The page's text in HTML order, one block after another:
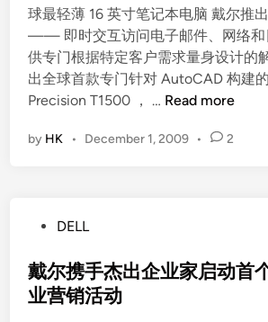
i
n
球最轻薄 16 英寸笔记本电脑 戴尔推
—— 即时交互访问电子邮件、网络和
供专门根据特定客户需求量身设计的
出全球首款专门针对 AutoCAD 构建
Precision T1500 ， … 戴
全
6
Read more
by HK • December 1, 2009 • 2
s
t
DELL
戴尔携手杰出企业家启动首
业营销活动